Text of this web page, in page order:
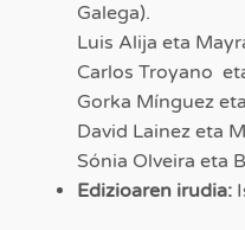
Galega).
Luis Alija eta
Carlos Troyano
Gorka Mínguez
David Lainez eta
Sónia Olveira eta
Edizioaren irudia: